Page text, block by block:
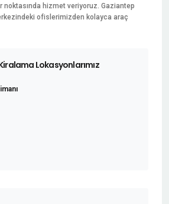
hizmet veriyoruz. Gaziantep
ofislerimizden kolayca araç
Lokasyonlarımız